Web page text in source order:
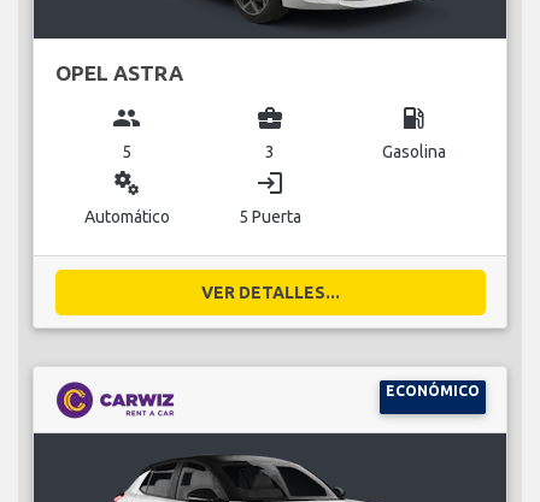
OPEL ASTRA
group
5
business_center
3
local_gas_station
Gasolina
miscellaneous_services
Automático
login
5 Puerta
VER DETALLES...
ECONÓMICO